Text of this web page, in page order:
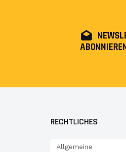
RECHTLICHES
Allgemeine